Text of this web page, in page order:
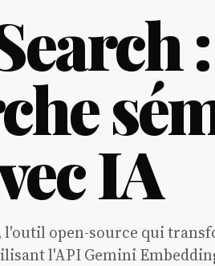
:
IA
open-source qui
l'API Gemini